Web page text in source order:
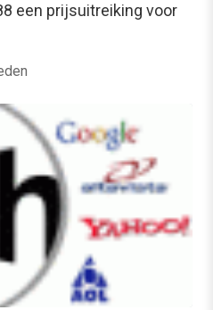
een prijsuitreiking voor